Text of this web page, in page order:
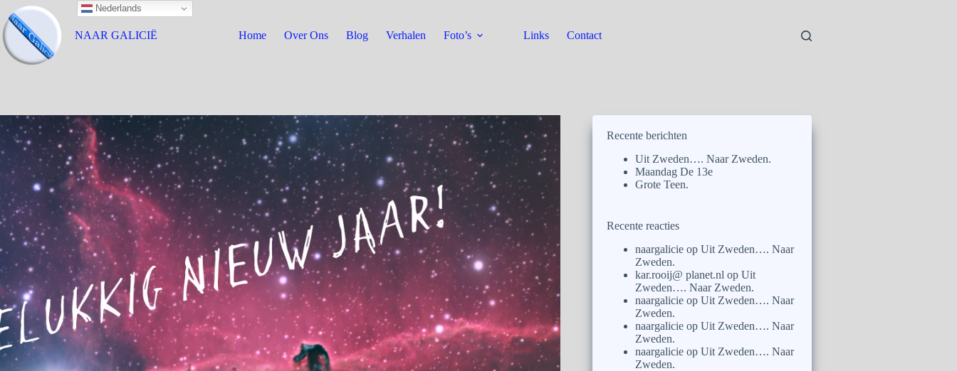
NAAR GALICIË Home Over Ons Blog Verhalen Foto’s Links Contact
Recente berichten
Uit Zweden…. Naar Zweden.
Maandag De 13e
Grote Teen.
Recente reacties
naargalicie opUit Zweden…. Naar
Zweden.
kar.rooij@ planet.nl opUit
Zweden…. Naar Zweden.
naargalicie opUit Zweden…. Naar
Zweden.
naargalicie opUit Zweden…. Naar
Zweden.
naargalicie opUit Zweden…. Naar
Zweden.
Nederlands